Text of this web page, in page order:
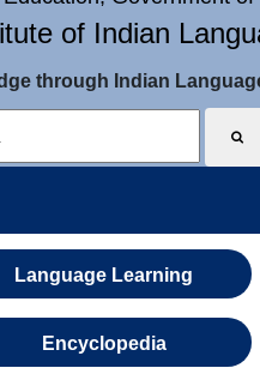
of Indian
through Indian
Language Learning
Encyclopedia